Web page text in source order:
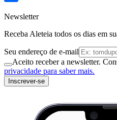
Newsletter
Receba Aleteia todos os dias em
Seu endereço de e-mail
Aceito receber a newsletter.
privacidade para saber mais.
Inscrever-se